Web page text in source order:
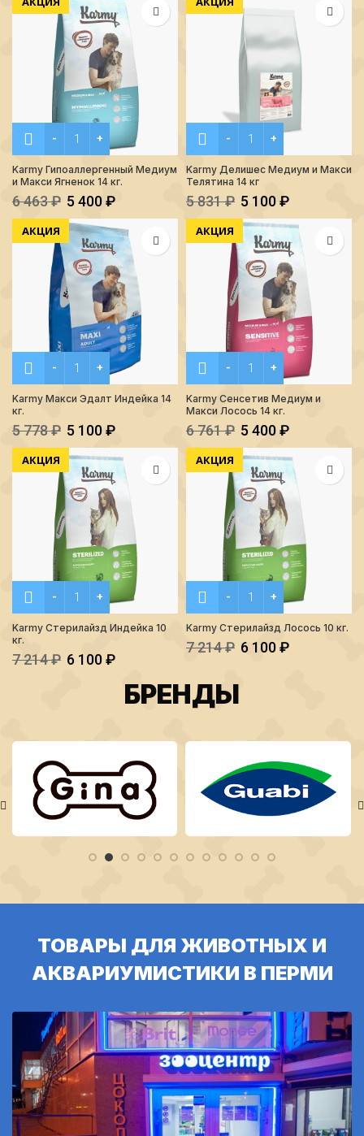
Количество Karmy Гипоаллергенный Медиум и Макси
Karmy Гипоаллергенный Медиум
и Макси Ягненок 14 кг.
6 463₽ 5 400₽
Количество Karmy
Karmy Делишес Медиум и Макси
Телятина 14 кг
5 831₽ 5 100₽
АКЦИЯ
Количество Karmy Макси Эдалт Индейка 14 кг.
Karmy Макси Эдалт Индейка 14
кг.
5 778₽ 5 100₽
АКЦИЯ
Количество Karmy
Karmy Сенсетив Медиум и
Макси Лосось 14 кг.
6 761₽ 5 400₽
АКЦИЯ
Количество Karmy Стерилайзд Индейка 10 кг.
Karmy Стерилайзд Индейка 10
кг.
7 214₽ 6 100₽
АКЦИЯ
Количество Karmy
Karmy Стерилайзд Лосось 10 кг.
7 214₽ 6 100₽
БРЕНДЫ
ТОВАРЫ ДЛЯ ЖИВОТНЫХ И
АКВАРИУМИСТИКИ В ПЕРМИ